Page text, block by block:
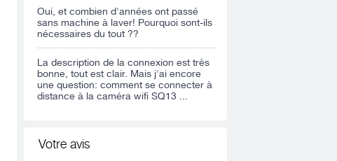
Oui, et combien d'années ont passé
sans machine à laver! Pourquoi sont-ils
nécessaires du tout ??
La description de la connexion est très
bonne, tout est clair. Mais j'ai encore
une question: comment se connecter à
distance à la caméra wifi SQ13 ...
Votre avis